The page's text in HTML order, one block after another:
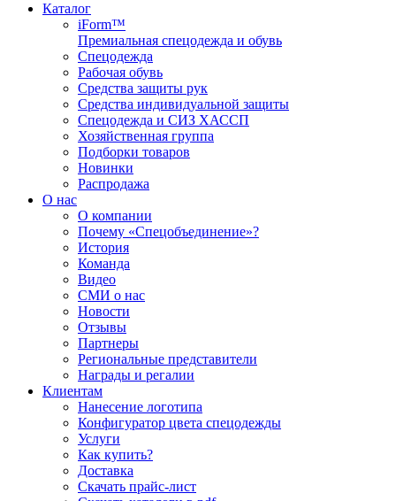
Каталог
iForm™
Премиальная спецодежда и обувь
Спецодежда
Рабочая обувь
Средства защиты рук
Средства индивидуальной защиты
Спецодежда и СИЗ ХАССП
Хозяйственная группа
Подборки товаров
Новинки
Распродажа
О нас
О компании
Почему «Спецобъединение»?
История
Команда
Видео
СМИ о нас
Новости
Отзывы
Партнеры
Региональные представители
Награды и регалии
Клиентам
Нанесение логотипа
Конфигуратор цвета спецодежды
Услуги
Как купить?
Доставка
Скачать прайс-лист